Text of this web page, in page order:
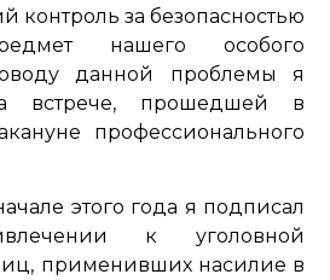
контроль за безопасностью
нашего особого
данной проблемы я
встрече, прошедшей в
профессионального
этого года я подписал
к уголовной
применивших насилие в